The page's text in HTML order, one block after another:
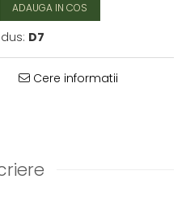
ADAUGA IN COS
D7
Cere informatii